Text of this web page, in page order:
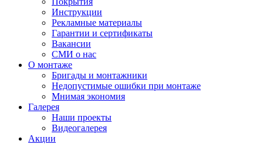
Инструкции
Рекламные материалы
Гарантии и сертификаты
Вакансии
СМИ о нас
О монтаже
Бригады и монтажники
Недопустимые ошибки при монтаже
Мнимая экономия
Галерея
Наши проекты
Видеогалерея
Акции